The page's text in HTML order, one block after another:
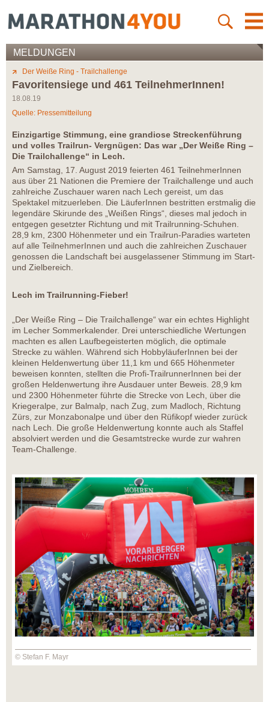
MELDUNGEN
Der Weiße Ring - Trailchallenge
Favoritensiege und 461 TeilnehmerInnen!
18.08.19
Quelle: Pressemitteilung
Einzigartige Stimmung, eine grandiose Streckenführung
und volles Trailrun- Vergnügen: Das war „Der Weiße Ring –
Die Trailchallenge“ in Lech.
Am Samstag, 17. August 2019 feierten 461 TeilnehmerInnen
aus über 21 Nationen die Premiere der Trailchallenge und auch
zahlreiche Zuschauer waren nach Lech gereist, um das
Spektakel mitzuerleben. Die LäuferInnen bestritten erstmalig die
legendäre Skirunde des „Weißen Rings“, dieses mal jedoch in
entgegen gesetzter Richtung und mit Trailrunning-Schuhen.
28,9 km, 2300 Höhenmeter und ein Trailrun-Paradies warteten
auf alle TeilnehmerInnen und auch die zahlreichen Zuschauer
genossen die Landschaft bei ausgelassener Stimmung im Start-
und Zielbereich.
Lech im Trailrunning-Fieber!
„Der Weiße Ring – Die Trailchallenge“ war ein echtes Highlight
im Lecher Sommerkalender. Drei unterschiedliche Wertungen
machten es allen Laufbegeisterten möglich, die optimale
Strecke zu wählen. Während sich HobbyläuferInnen bei der
kleinen Heldenwertung über 11,1 km und 665 Höhenmeter
beweisen konnten, stellten die Profi-TrailrunnerInnen bei der
großen Heldenwertung ihre Ausdauer unter Beweis. 28,9 km
und 2300 Höhenmeter führte die Strecke von Lech, über die
Kriegeralpe, zur Balmalp, nach Zug, zum Madloch, Richtung
Zürs, zur Monzabonalpe und über den Rüfikopf wieder zurück
nach Lech. Die große Heldenwertung konnte auch als Staffel
absolviert werden und die Gesamtstrecke wurde zur wahren
Team-Challenge.
© Stefan F. Mayr